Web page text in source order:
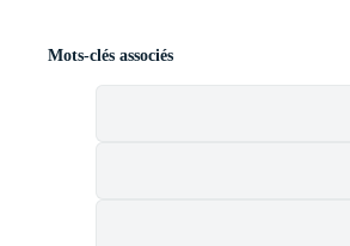
Mots-clés associés